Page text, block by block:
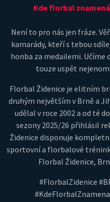
Kde florbal
Není to pro nás jen fráze.
kamarády, kteří s tebou
honba za medailemi. Učíme
touze uspět
Florbal Židenice je elitním
druhým největším v Brně a
udělal v roce 2002 a od té
sezony 2025/26 přihlásil
Židenice disponuje
sportovní a florbalové
Florbal Židenice,
#FlorbalZidenice